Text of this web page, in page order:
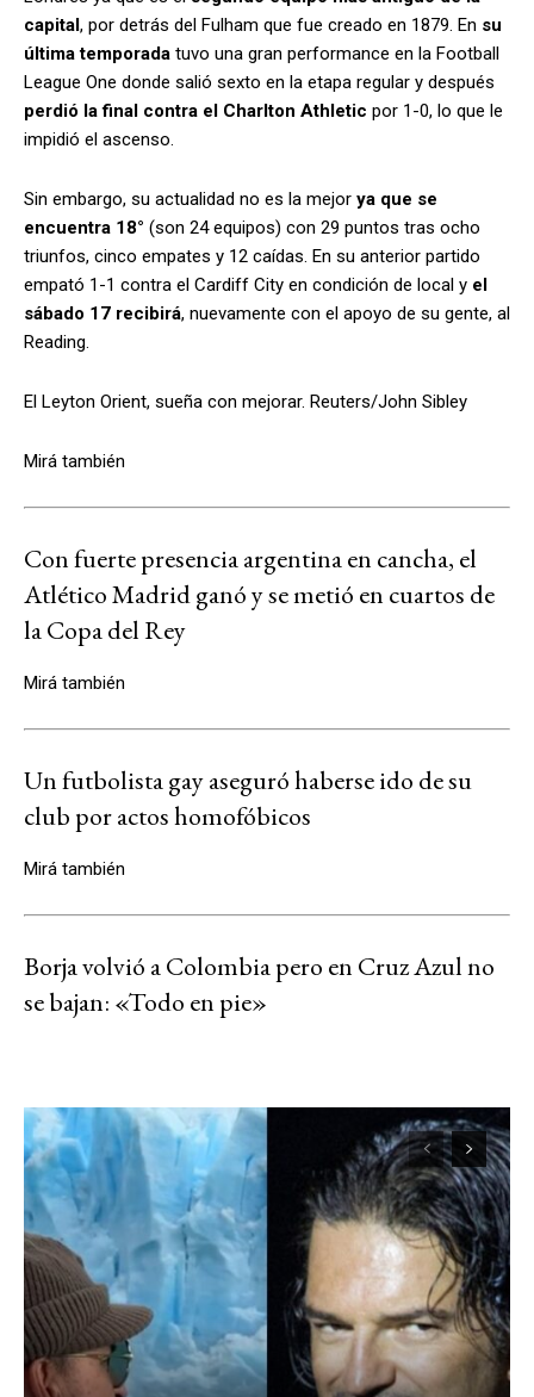
capital, por detrás del Fulham que fue creado en 1879. En su
última temporada tuvo una gran performance en la Football
League One donde salió sexto en la etapa regular y después
perdió la final contra el Charlton Athletic por 1-0, lo que le
impidió el ascenso.
Sin embargo, su actualidad no es la mejor ya que se
encuentra 18° (son 24 equipos) con 29 puntos tras ocho
triunfos, cinco empates y 12 caídas. En su anterior partido
empató 1-1 contra el Cardiff City en condición de local y el
sábado 17 recibirá, nuevamente con el apoyo de su gente, al
Reading.
El Leyton Orient, sueña con mejorar. Reuters/John Sibley
Mirá también
Con fuerte presencia argentina en cancha, el
Atlético Madrid ganó y se metió en cuartos de
la Copa del Rey
Mirá también
Un futbolista gay aseguró haberse ido de su
club por actos homofóbicos
Mirá también
Borja volvió a Colombia pero en Cruz Azul no
se bajan: «Todo en pie»